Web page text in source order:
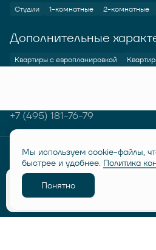
Студии 1-комнатные 2-комнатные
Дополнительные
Квартиры с европланировкой
+7 (495) 181-76-79
© RUSICH KOTELNIKI 2026Политика
Дисклеймер "Семейная ипотека от 6%"
Мы используем cookie-файлы,
быстрее и удобнее. Политика
Понятно